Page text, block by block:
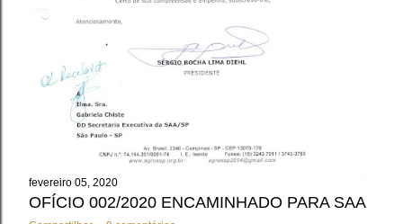
fevereiro 05, 2020
OFÍCIO 002/2020 ENCAMINHADO PARA SAA